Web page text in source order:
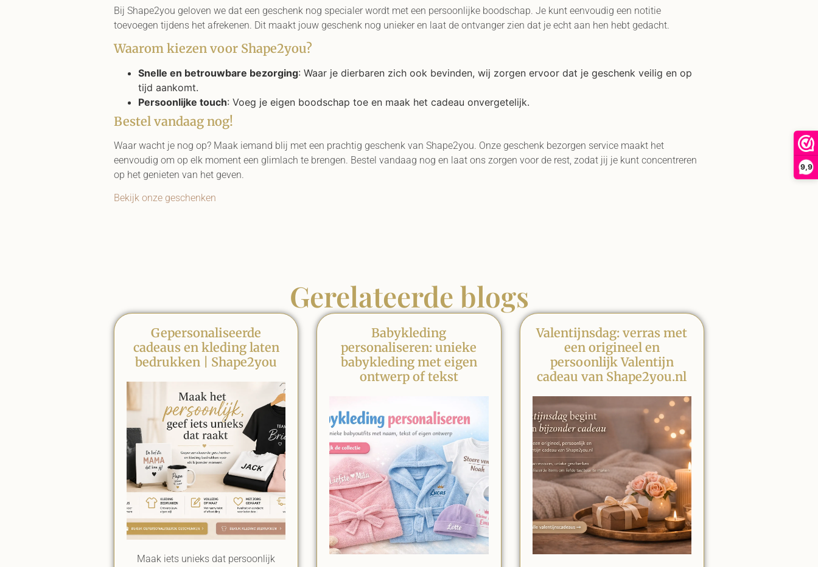
9,9
Bij Shape2you geloven we dat een geschenk nog specialer wordt met een persoonlijke boodschap. Je kunt eenvoudig een notitie
toevoegen tijdens het afrekenen. Dit maakt jouw geschenk nog unieker en laat de ontvanger zien dat je echt aan hen hebt gedacht.
Waarom kiezen voor Shape2you?
Snelle en betrouwbare bezorging: Waar je dierbaren zich ook bevinden, wij zorgen ervoor dat je geschenk veilig en op
tijd aankomt.
Persoonlijke touch: Voeg je eigen boodschap toe en maak het cadeau onvergetelijk.
Bestel vandaag nog!
Waar wacht je nog op? Maak iemand blij met een prachtig geschenk van Shape2you. Onze geschenk bezorgen service maakt het
eenvoudig om op elk moment een glimlach te brengen. Bestel vandaag nog en laat ons zorgen voor de rest, zodat jij je kunt concentreren
op het genieten van het geven.
Bekijk onze geschenken
Gerelateerde blogs
Gepersonaliseerde
cadeaus en kleding laten
bedrukken | Shape2you
Maak iets unieks dat persoonlijk
Babykleding
personaliseren: unieke
babykleding met eigen
ontwerp of tekst
Valentijnsdag: verras met
een origineel en
persoonlijk Valentijn
cadeau van Shape2you.nl